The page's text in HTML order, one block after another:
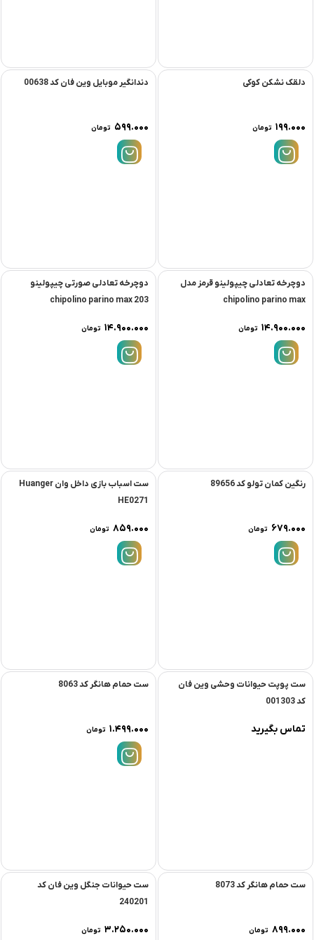
دلقک نشکن کوکی
۱۹۹.۰۰۰ تومان
دندانگیر موبایل وین فان کد 00638
۵۹۹.۰۰۰ تومان
دوچرخه تعادلى چیپولینو قرمز مدل
chipolino parino max
۱۴.۹۰۰.۰۰۰ تومان
دوچرخه تعادلى صورتى چیپولینو
chipolino parino max 203
۱۴.۹۰۰.۰۰۰ تومان
رنگین کمان تولو کد 89656
۶۷۹.۰۰۰ تومان
ست اسباب بازی داخل وان Huanger
HE0271
۸۵۹.۰۰۰ تومان
ست پوپت حیوانات وحشی وین فان
کد 001303
تماس بگیرید
ست حمام هانگر کد 8063
۱.۴۹۹.۰۰۰ تومان
ست حمام هانگر کد 8073
۸۹۹.۰۰۰ تومان
ست حیوانات جنگل وین فان کد
240201
۳.۲۵۰.۰۰۰ تومان